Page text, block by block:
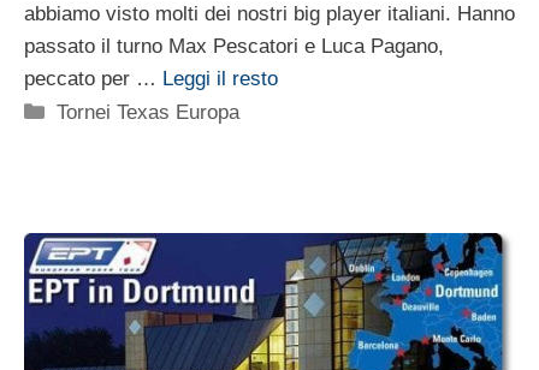
abbiamo visto molti dei nostri big player italiani. Hanno
passato il turno Max Pescatori e Luca Pagano,
peccato per … Leggi il resto
Categorie
Tornei Texas Europa